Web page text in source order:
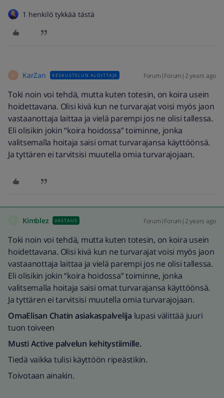
1 henkilö tykkää tästä
K KarZan KESKUSTELUN ALOITTAJA Forum|Forum|2 years ago
Toki noin voi tehdä, mutta kuten totesin, on koira usein
hoidettavana. Olisi kivä kun ne turvarajat voisi myös jaon
vastaanottaja laittaa ja vielä parempi jos ne olisi tallessa.
Eli olisikin jokin “koira hoidossa” toiminne, jonka
valitsemalla hoitaja saisi omat turvarajansa käyttöönsä.
Ja tyttären ei tarvitsisi muutella omia turvarajojaan.
Kimblez VASTAUS Forum|Forum|2 years ago
Toki noin voi tehdä, mutta kuten totesin, on koira usein
hoidettavana. Olisi kivä kun ne turvarajat voisi myös jaon
vastaanottaja laittaa ja vielä parempi jos ne olisi tallessa.
Eli olisikin jokin “koira hoidossa” toiminne, jonka
valitsemalla hoitaja saisi omat turvarajansa käyttöönsä.
Ja tyttären ei tarvitsisi muutella omia turvarajojaan.
OmaElisan Chatin asiakaspalvelija lupasi välittää juuri
tuon toiveen
Musti Active palvelun kehitystiimille.
Tiedä vaikka tulisi käyttöön ripeästikin.
Toivotaan ainakin.